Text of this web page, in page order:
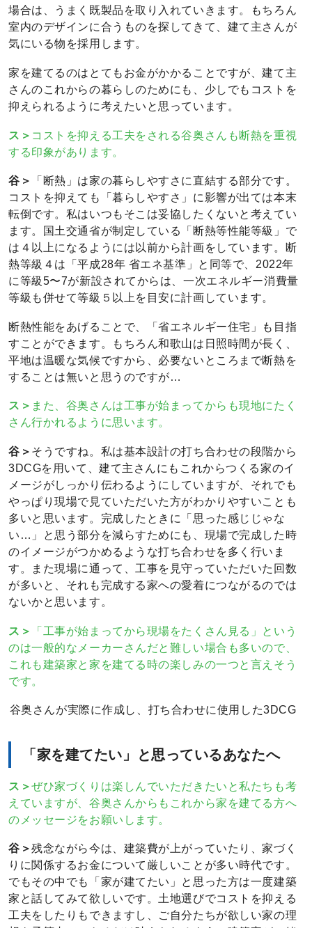
場合は、うまく既製品を取り入れていきます。もちろん
室内のデザインに合うものを探してきて、建て主さんが
気にいる物を採用します。
家を建てるのはとてもお金がかかることですが、建て主
さんのこれからの暮らしのためにも、少しでもコストを
抑えられるように考えたいと思っています。
ス＞ コストを抑える工夫をされる谷奥さんも断熱を重視
する印象があります。
谷＞
「断熱」は家の暮らしやすさに直結する部分です。
コストを抑えても「暮らしやすさ」に影響が出ては本末
転倒です。私はいつもそこは妥協したくないと考えてい
ます。国土交通省が制定している「断熱等性能等級」で
は４以上になるようには以前から計画をしています。断
熱等級４は「平成28年 省エネ基準」と同等で、2022年
に等級5〜7が新設されてからは、一次エネルギー消費量
等級も併せて等級５以上を目安に計画しています。
断熱性能をあげることで、「省エネルギー住宅」も目指
すことができます。もちろん和歌山は日照時間が長く、
平地は温暖な気候ですから、必要ないところまで断熱を
することは無いと思うのですが…
ス＞ また、谷奥さんは工事が始まってからも現地にたく
さん行かれるように思います。
谷＞ そうですね。私は基本設計の打ち合わせの段階から
3DCGを用いて、建て主さんにもこれからつくる家のイ
メージがしっかり伝わるようにしていますが、それでも
やっぱり現場で見ていただいた方がわかりやすいことも
多いと思います。完成したときに「思った感じじゃな
い…」と思う部分を減らすためにも、現場で完成した時
のイメージがつかめるような打ち合わせを多く行いま
す。また現場に通って、工事を見守っていただいた回数
が多いと、それも完成する家への愛着につながるのでは
ないかと思います。
ス＞
「工事が始まってから現場をたくさん見る」という
のは一般的なメーカーさんだと難しい場合も多いので、
これも建築家と家を建てる時の楽しみの一つと言えそう
です。
谷奥さんが実際に作成し、打ち合わせに使用した3DCG
「家を建てたい」と思っているあなたへ
ス＞ぜひ家づくりは楽しんでいただきたいと私たちも考
えていますが、谷奥さんからもこれから家を建てる方へ
のメッセージをお願いします。
谷＞残念ながら今は、建築費が上がっていたり、家づく
りに関係するお金について厳しいことが多い時代です。
でもその中でも「家が建てたい」と思った方は一度建築
家と話してみて欲しいです。土地選びでコストを抑える
工夫をしたりもできますし、ご自分たちが欲しい家の理